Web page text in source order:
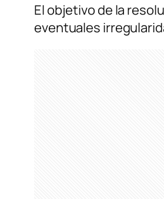
El objetivo de la
eventuales